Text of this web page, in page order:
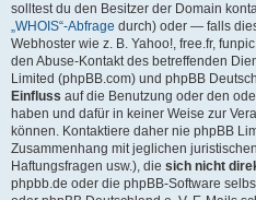
solltest du den Besitzer der Domain
„WHOIS“-Abfrage durch) oder — falls
Webhoster wie z. B. Yahoo!, free.fr,
den Abuse-Kontakt des betreffenden
Limited (phpBB.com) und phpBB
Einfluss auf die Benutzung oder den
haben und dafür in keiner Weise zur
können. Kontaktiere daher nie phpBB
Zusammenhang mit jeglichen
Haftungsfragen usw.), die sich nicht
phpbb.de oder die phpBB-Software